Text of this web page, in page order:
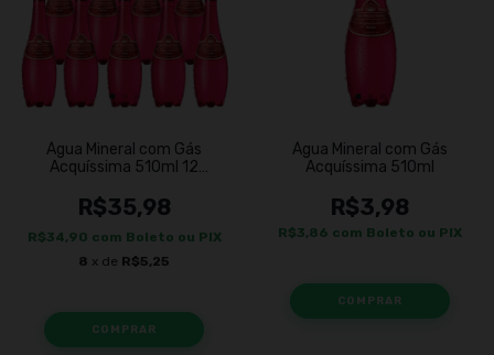
Água Mineral com Gás
Acquíssima 510ml 12
R$35,98
R$34,90 com Boleto ou PIX
8 x de R$5,25
Água Mineral com Gás
Acquíssima 510ml
R$3,98
R$3,86 com Boleto ou PIX